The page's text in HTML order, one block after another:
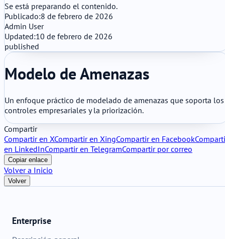
Se está preparando el contenido.
Publicado:8 de febrero de 2026
Admin User
Updated:10 de febrero de 2026
published
Modelo de Amenazas
Un enfoque práctico de modelado de amenazas que soporta los
controles empresariales y la priorización.
Compartir
Compartir en XCompartir en XingCompartir en Facebook
en LinkedInCompartir en TelegramCompartir por correo
Copiar enlace
Volver a Inicio
Volver
Enterprise